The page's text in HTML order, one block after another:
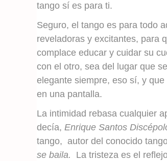
tango sí es para ti.
Seguro, el tango es para todo
reveladoras y excitantes, para
complace educar y cuidar su
con el otro, sea del lugar que
elegante siempre, eso sí, y
en una pantalla.
La intimidad rebasa cualquier
decía, Enrique Santos
tango, autor del conocido
se baila.
La tristeza es el